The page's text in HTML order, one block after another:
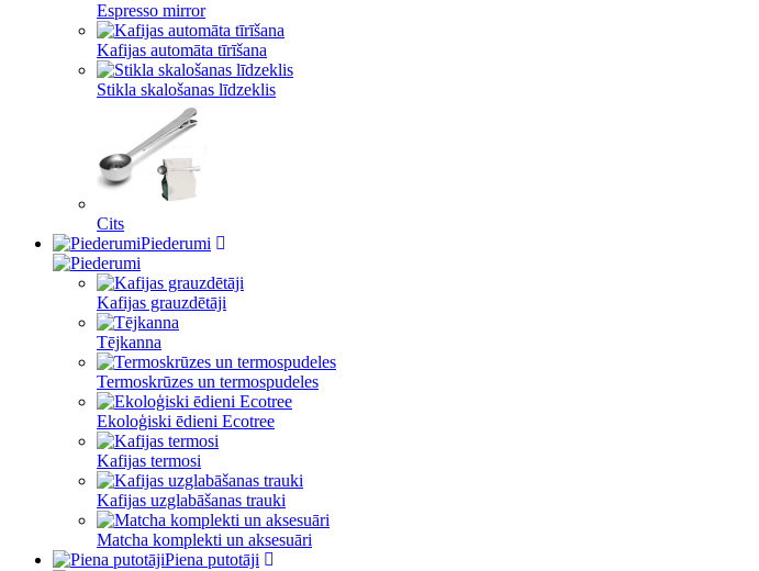
Espresso mirror
Kafijas automāta tīrīšana
Stikla skalošanas līdzeklis
Cits
Piederumi
Kafijas grauzdētāji
Tējkanna
Termoskrūzes un termospudeles
Ekoloģiski ēdieni Ecotree
Kafijas termosi
Kafijas uzglabāšanas trauki
Matcha komplekti un aksesuāri
Piena putotāji